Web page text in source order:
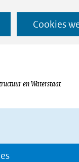
Cookies
en Waterstaat